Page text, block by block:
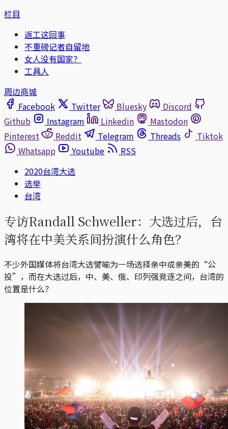
栏目
返工这回事
不重磅记者自留地
女人没有国家？
工具人
周边商城
Facebook
Twitter Bluesky
Discord
Github
Instagram Linkedin
Mastodon
Pinterest
Reddit Telegram Threads
Tiktok
Whatsapp
Youtube
RSS
2020台湾大选
选举
台湾
专访Randall Schweller：大选过后，台
湾将在中美关系间扮演什么角色？
不少外国媒体将台湾大选譬喻为一场选择亲中或亲美的“公
投”，而在大选过后，中、美、俄、印列强竞逐之间，台湾的
位置是什么？